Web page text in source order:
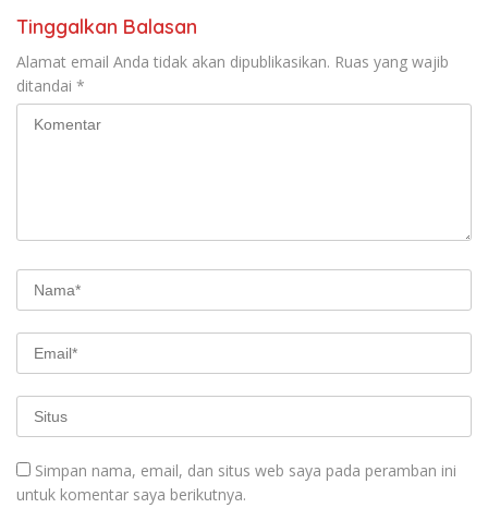
Tinggalkan Balasan
Alamat email Anda tidak akan dipublikasikan. Ruas yang wajib
ditandai *
Simpan nama, email, dan situs web saya pada peramban ini
untuk komentar saya berikutnya.